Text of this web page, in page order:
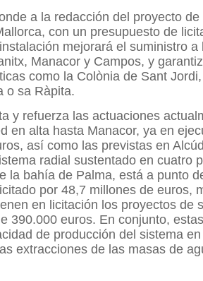
a la redacción del proyecto
con un presupuesto de
mejorará el suministro a
Manacor y Campos, y
como la Colònia de Sant Jordi,
o sa Ràpita.
y refuerza las actuaciones
en alta hasta Manacor, ya en
así como las previstas en
radial sustentado en cuatro
la bahía de Palma, está a punto
por 48,7 millones de euros,
en licitación los proyectos de
390.000 euros. En conjunto,
de producción del sistema en
extracciones de las masas de